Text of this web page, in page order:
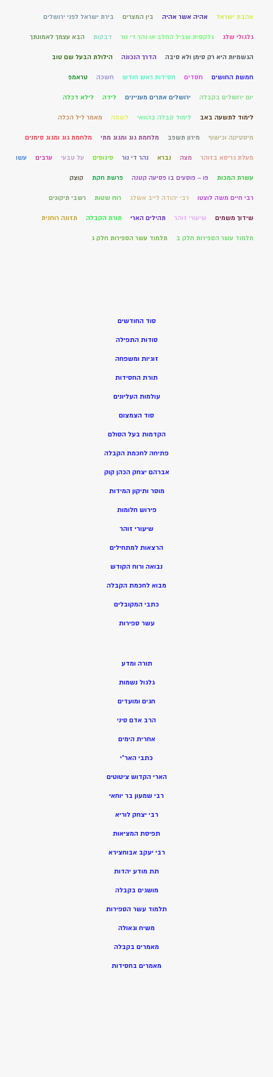
אהבת ישראל אהיה אשר אהיה בין המצרים בירת ישראל לפני ירושלים
גלגולי שלג גלקסית שביל החלב או נהר די נור דבקות הבא עצמך לאמונתך
הגשמיות היא רק סימן ולא סיבה הדרך הנכונה הילולת הבעל שם טוב
חמשת החושים חסדים חסידות ראש חודש חשכה טראמפ
יום ירושלים בקבלה ירושלים אתרים מעניינים לידה לילא דכלה
לימוד לתשעה באב לימוד קבלה בהוואי לשמה מאמר ליל הכלה
מיסטיקה וכישוף מירון תשפב מלחמת גוג ומגוג מתי מלחמת גוג ומגוג סימנים
מעלת גריסא בזוהר מצה נברא נהר די נור סיגופים על טבעי ערבים עשו
עשרת המכות פו – פוסעים בו פסיעה קטנה פרשת חקת קוצק
רבי חיים משה לוצטו רבי יהודה לייב אשלג רוח שטות רשבי תיקונים
שידוך משמים שיעורי זוהר תהילים הארי תורת הקבלה תזונה רוחנית
תלמוד עשר הספירות חלק ב תלמוד עשר הספירות חלק ג
סוד החודשים
סודות התפילה
זוגיות ומשפחה
תורת החסידות
עולמות העליונים
סוד הצמצום
הקדמות בעל הסולם
פתיחה לחכמת הקבלה
אברהם יצחק הכהן קוק
מוסר ותיקון המידות
פירוש חלומות
שיעורי זוהר
הרצאות למתחילים
נבואה ורוח הקודש
מבוא לחכמת הקבלה
כתבי המקובלים
עשר ספירות
תורה ומדע
גלגול נשמות
חגים ומועדים
הרב אדם סיני
אחרית הימים
כתבי האר”י
הארי הקדוש ציטוטים
רבי שמעון בר יוחאי
רבי יצחק לוריא
תפיסת המציאות
רבי יעקב אבוחצירא
תת מודע יהדות
מושגים בקבלה
תלמוד עשר הספירות
משיח וגאולה
מאמרים בקבלה
מאמרים בחסידות